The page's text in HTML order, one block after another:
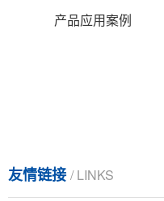
产品应用案例
友情链接 / LINKS